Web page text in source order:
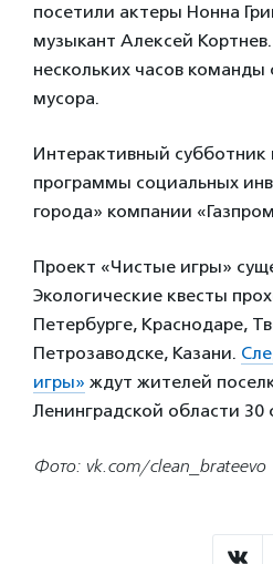
посетили актеры Нонна
музыкант Алексей
нескольких часов команды
мусора.
Интерактивный субботник
программы социальных
города» компании
Проект «Чистые игры»
Экологические квесты
Петербурге, Краснодаре,
Петрозаводске, Казани.
игры» ждут жителей
Ленинградской области 30
Фото: vk.com/clean_brateevo